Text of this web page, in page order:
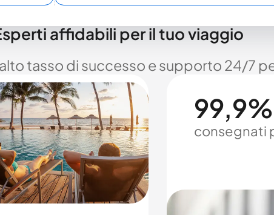
affidabili per il tuo viaggio
tasso di successo e supporto 24/7
consegnati